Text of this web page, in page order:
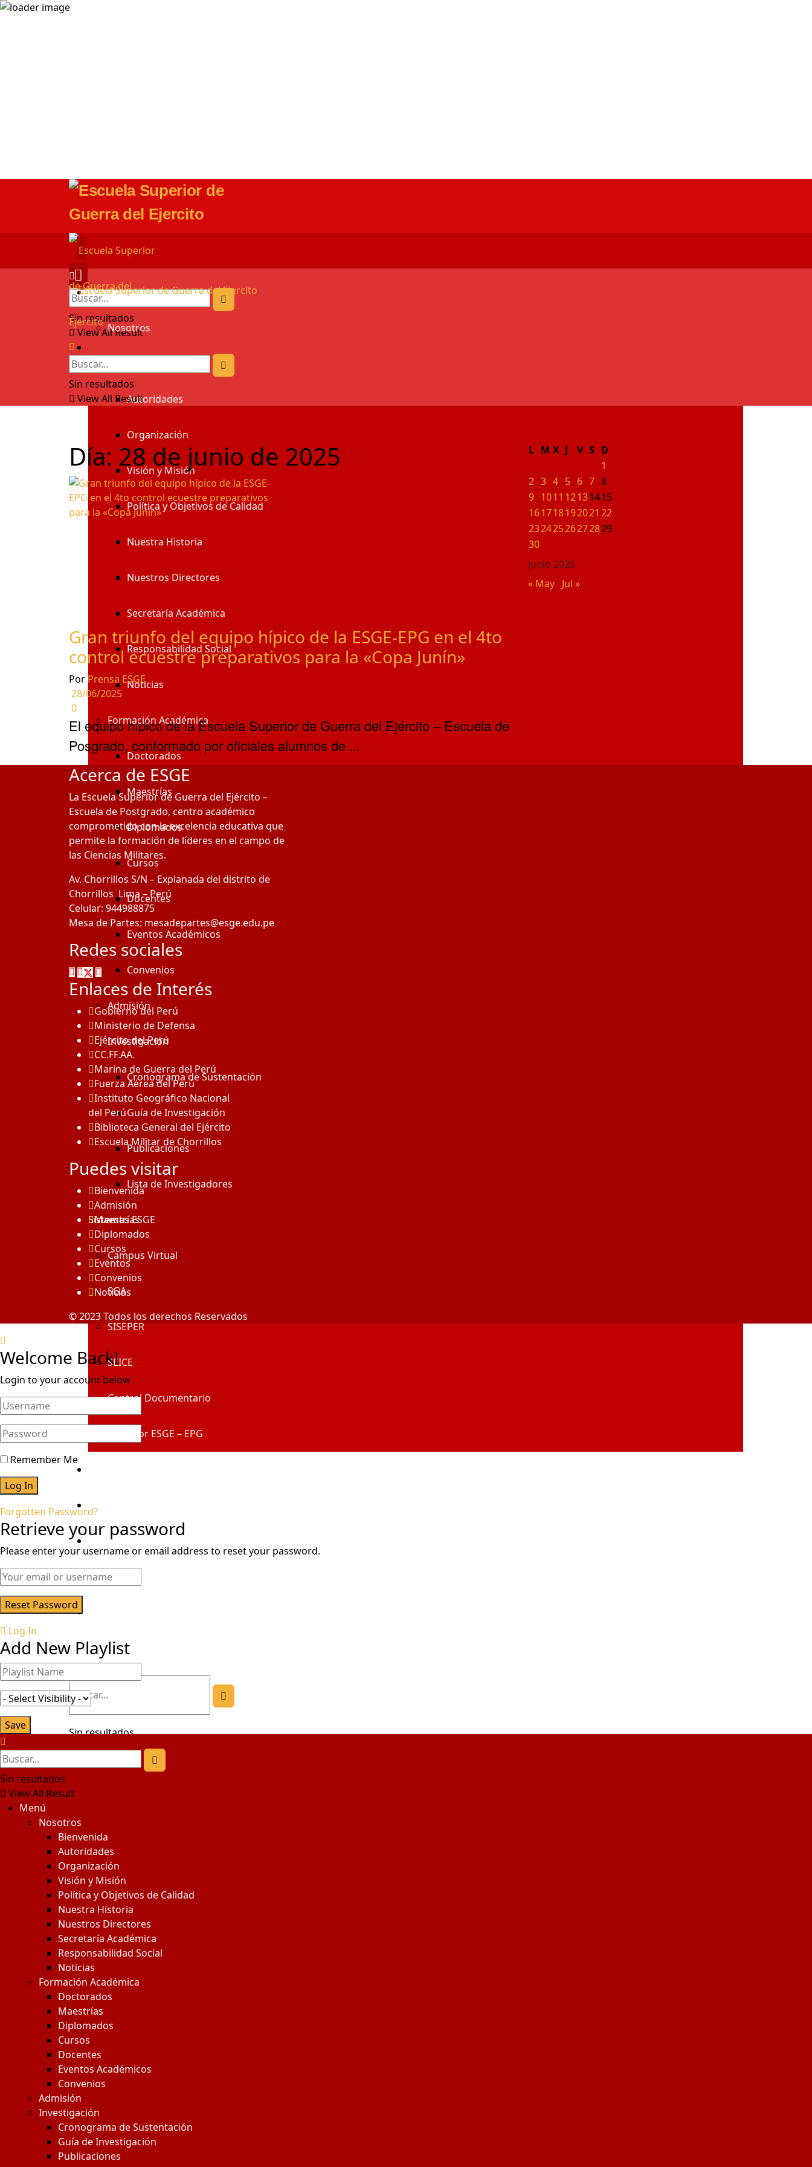
Sin resultados
View All Result
Menú
Nosotros
Autoridades
Organización
Visión y Misión
Política y Objetivos de Calidad
Nuestra Historia
Nuestros Directores
Secretaría Académica
Responsabilidad Social
Noticias
Formación Académica
Doctorados
Maestrías
Diplomados
Cursos
Docentes
Eventos Académicos
Convenios
Admisión
Investigación
Cronograma de Sustentación
Guía de Investigación
Publicaciones
Lista de Investigadores
Sistemas ESGE
Campus Virtual
SGA
SISEPER
SEICE
Control Documentario
Geovisor ESGE – EPG
Alumni
Transparencia
Certificaciones
Sin resultados
View All Result
Sin resultados
View All Result
Día: 28 de junio de 2025
Gran triunfo del equipo hípico de la ESGE-EPG en el 4to
control ecuestre preparativos para la «Copa Junín»
Por Prensa ESGE
28/06/2025
0
El equipo hípico de la Escuela Superior de Guerra del Ejército – Escuela de
Posgrado, conformado por oficiales alumnos de ...
junio 2025
L M X J V S D
1
2 3 4 5 6 7 8
9 1011 12131415
161718192021 22
23242526272829
30
« May Jul »
Acerca de ESGE
La Escuela Superior de Guerra del Ejército –
Escuela de Postgrado, centro académico
comprometido con la excelencia educativa que
permite la formación de líderes en el campo de
las Ciencias Militares.
Av. Chorrillos S/N – Explanada del distrito de
Chorrillos Lima – Perú
Celular: 944988875
Mesa de Partes: mesadepartes@esge.edu.pe
Redes sociales
Enlaces de Interés
Gobierno del Perú
Ministerio de Defensa
Ejército del Perú
CC.FF.AA.
Marina de Guerra del Perú
Fuerza Aérea del Perú
Instituto Geográfico Nacional
del Perú
Biblioteca General del Ejército
Escuela Militar de Chorrillos
Puedes visitar
Bienvenida
Admisión
Maestrías
Diplomados
Cursos
Eventos
Convenios
Noticias
© 2023 Todos los derechos Reservados
Welcome Back!
Login to your account below
Remember Me
Forgotten Password?
Retrieve your password
Please enter your username or email address to reset your password.
Log In
Add New Playlist
Sin resultados
View All Result
Menú
Nosotros
Bienvenida
Autoridades
Organización
Visión y Misión
Política y Objetivos de Calidad
Nuestra Historia
Nuestros Directores
Secretaría Académica
Responsabilidad Social
Noticias
Formación Académica
Doctorados
Maestrías
Diplomados
Cursos
Docentes
Eventos Académicos
Convenios
Admisión
Investigación
Cronograma de Sustentación
Guía de Investigación
Publicaciones